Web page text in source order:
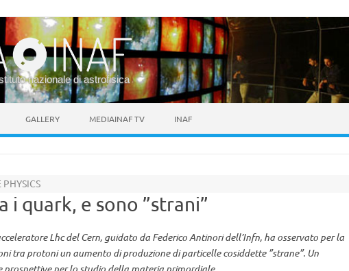
nazionale di astrofisica
GALLERY MEDIAINAF TV INAF
i quark, e sono ”strani”
Lhc del Cern, guidato da Federico Antinori dell’Infn, ha osservato per la
tra protoni un aumento di produzione di particelle cosiddette ”strane”. Un